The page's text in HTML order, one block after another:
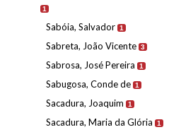
1
Sabóia, Salvador 1
Sabreta, João Vicente 3
Sabrosa, José Pereira 1
Sabugosa, Conde de 1
Sacadura, Joaquim 1
Sacadura, Maria da Glória 1